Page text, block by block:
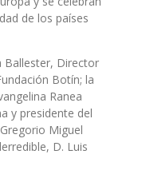
de los países
Ballester, Director
Botín; la
Ranea
y presidente del
Miguel
D. Luis